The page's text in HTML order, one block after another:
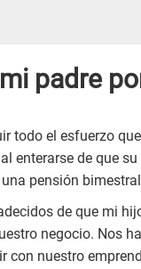
padre
todo el esfuerzo
enterarse de que
pensión
de que mi
negocio. Nos
con nuestro